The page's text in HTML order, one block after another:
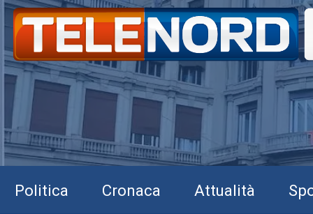
Politica Cronaca Attualità